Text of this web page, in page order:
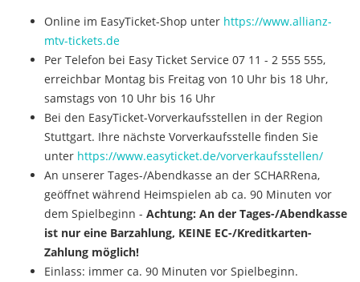
Online im EasyTicket-Shop unter https://www.allianz-
mtv-tickets.de
Per Telefon bei Easy Ticket Service 07 11 - 2 555 555,
erreichbar Montag bis Freitag von 10 Uhr bis 18 Uhr,
samstags von 10 Uhr bis 16 Uhr
Bei den EasyTicket-Vorverkaufsstellen in der Region
Stuttgart. Ihre nächste Vorverkaufsstelle finden Sie
unter https://www.easyticket.de/vorverkaufsstellen/
An unserer Tages-/Abendkasse an der SCHARRena,
geöffnet während Heimspielen ab ca. 90 Minuten vor
dem Spielbeginn - Achtung: An der Tages-/Abendkasse
ist nur eine Barzahlung, KEINE EC-/Kreditkarten-
Zahlung möglich!
Einlass: immer ca. 90 Minuten vor Spielbeginn.